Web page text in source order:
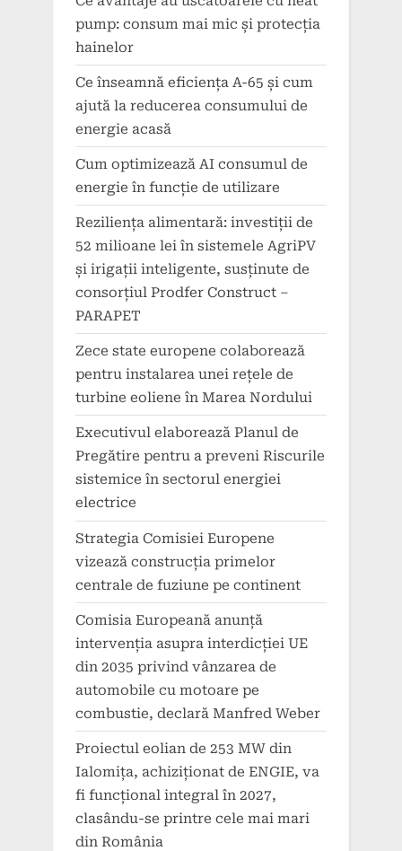
pump: consum mai mic și protecția
hainelor
Ce înseamnă eficiența A-65 și cum
ajută la reducerea consumului de
energie acasă
Cum optimizează AI consumul de
energie în funcție de utilizare
Reziliența alimentară: investiții de
52 milioane lei în sistemele AgriPV
și irigații inteligente, susținute de
consorțiul Prodfer Construct –
PARAPET
Zece state europene colaborează
pentru instalarea unei rețele de
turbine eoliene în Marea Nordului
Executivul elaborează Planul de
Pregătire pentru a preveni Riscurile
sistemice în sectorul energiei
electrice
Strategia Comisiei Europene
vizează construcția primelor
centrale de fuziune pe continent
Comisia Europeană anunță
intervenția asupra interdicției UE
din 2035 privind vânzarea de
automobile cu motoare pe
combustie, declară Manfred Weber
Proiectul eolian de 253 MW din
Ialomița, achiziționat de ENGIE, va
fi funcțional integral în 2027,
clasându-se printre cele mai mari
din România